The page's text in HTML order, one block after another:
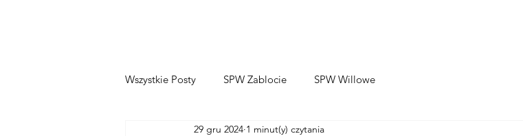
Wszystkie Posty SPW Zablocie SPW Willowe
29 gru 2024 1 minut(y) czytania